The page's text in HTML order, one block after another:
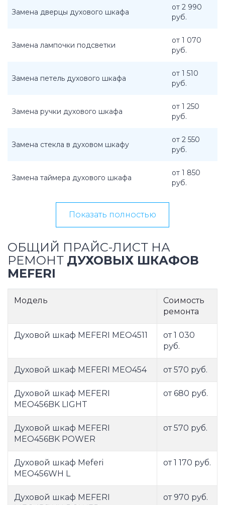
Замена дверцы духового шкафа
от 2 990
руб.
Замена лампочки подсветки
от 1 070
руб.
Замена петель духового шкафа
от 1 510
руб.
Замена ручки духового шкафа
от 1 250
руб.
Замена стекла в духовом шкафу
от 2 550
руб.
Замена таймера духового шкафа
от 1 850
руб.
Показать полностью
ОБЩИЙ ПРАЙС-ЛИСТ НА
РЕМОНТ ДУХОВЫХ ШКАФОВ
MEFERI
Модель
Соимость
ремонта
Духовой шкаф MEFERI MEO4511
от 1 030
руб.
Духовой шкаф MEFERI MEO454 от 570 руб.
Духовой шкаф MEFERI
MEO456BK LIGHT
от 680 руб.
Духовой шкаф MEFERI
MEO456BK POWER
от 570 руб.
Духовой шкаф Meferi
MEO456WH L
от 1 170 руб.
Духовой шкаф MEFERI
от 970 руб.